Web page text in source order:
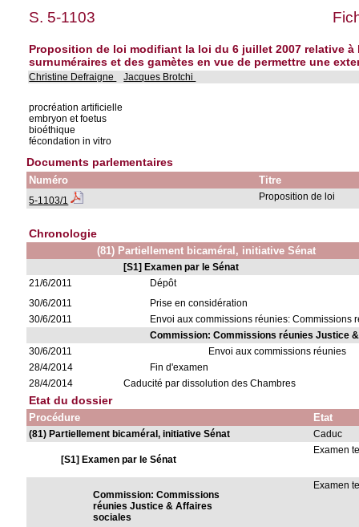
S. 5-1103
Proposition de loi modifiant la loi du 6 juillet 2007 relative
surnuméraires et des gamètes en vue de permettre une
Christine Defraigne Jacques Brotchi
procréation artificielle
embryon et foetus
bioéthique
fécondation in vitro
Documents parlementaires
Numéro Titre
5-1103/1 Proposition de loi
Chronologie
(81) Partiellement bicaméral, initiative Sénat
[S1] Examen par le Sénat
21/6/2011
Dépôt
30/6/2011
Prise en considération
30/6/2011
Envoi aux commissions réunies: Commissions
Commission: Commissions réunies Justice
30/6/2011
Envoi aux commissions réunies
28/4/2014
Fin d'examen
28/4/2014
Caducité par dissolution des Chambres
Etat du dossier
Procédure Etat
(81) Partiellement bicaméral, initiative Sénat Caduc
[S1] Examen par le Sénat
Examen
Commission: Commissions
réunies Justice & Affaires
sociales
Examen